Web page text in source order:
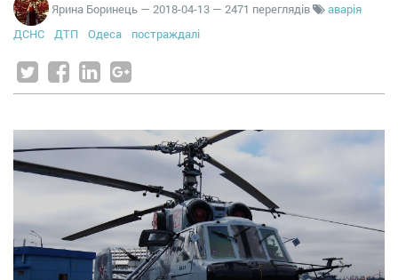
Ярина Боринець — 2018-04-13 — 2471 переглядів
аварія
ДСНС
ДТП Одеса постраждалі